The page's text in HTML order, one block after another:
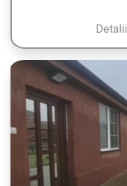
Detalii